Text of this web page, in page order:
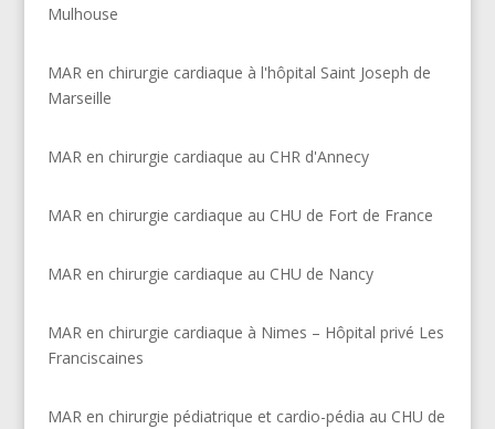
Mulhouse
MAR en chirurgie cardiaque à l'hôpital Saint Joseph de
Marseille
MAR en chirurgie cardiaque au CHR d'Annecy
MAR en chirurgie cardiaque au CHU de Fort de France
MAR en chirurgie cardiaque au CHU de Nancy
MAR en chirurgie cardiaque à Nimes – Hôpital privé Les
Franciscaines
MAR en chirurgie pédiatrique et cardio-pédia au CHU de